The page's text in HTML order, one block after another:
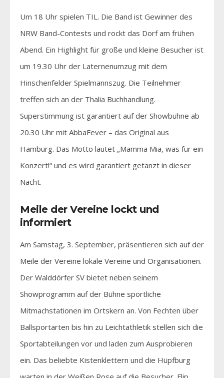
Um 18 Uhr spielen TIL. Die Band ist Gewinner des
NRW Band-Contests und rockt das Dorf am frühen
Abend. Ein Highlight für große und kleine Besucher ist
um 19.30 Uhr der Laternenumzug mit dem
Hinschenfelder Spielmannszug. Die Teilnehmer
treffen sich an der Thalia Buchhandlung.
Superstimmung ist garantiert auf der Showbühne ab
20.30 Uhr mit AbbaFever – das Original aus
Hamburg. Das Motto lautet „Mamma Mia, was für ein
Konzert!“ und es wird garantiert getanzt in dieser
Nacht.
Meile der Vereine lockt und
informiert
Am Samstag, 3. September, präsentieren sich auf der
Meile der Vereine lokale Vereine und Organisationen.
Der Walddörfer SV bietet neben seinem
Showprogramm auf der Bühne sportliche
Mitmachstationen im Ortskern an. Von Fechten über
Ballsportarten bis hin zu Leichtathletik stellen sich die
Sportabteilungen vor und laden zum Ausprobieren
ein. Das beliebte Kistenklettern und die Hüpfburg